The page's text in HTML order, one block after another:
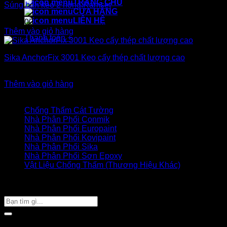
TRANG CHỦ
CỬA HÀNG
LIÊN HỆ
Thanh toán +
nhất
Súng bắn keo 2 nòng Ramset
500.000₫
Thêm vào giỏ hàng
Sika AnchorFix 3001 Keo cấy thép chất lượng cao
Thêm vào giỏ hàng
Chống Thấm Cát Tường
Nhà Phân Phối Conmik
Nhà Phân Phối Europaint
Nhà Phân Phối Kovipaint
Nhà Phân Phối Sika
Nhà Phân Phối Sơn Epoxy
Vật Liệu Chống Thấm (Thương Hiệu Khác)
Tìm
kiếm: